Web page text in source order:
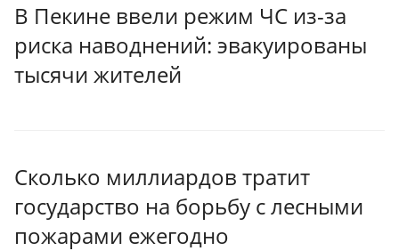
В Пекине ввели режим ЧС из-за
риска наводнений: эвакуированы
тысячи жителей
Сколько миллиардов тратит
государство на борьбу с лесными
пожарами ежегодно